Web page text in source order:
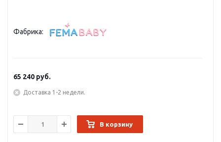
Фабрика:
65 240 руб.
Доставка 1-2 недели.
В корзину